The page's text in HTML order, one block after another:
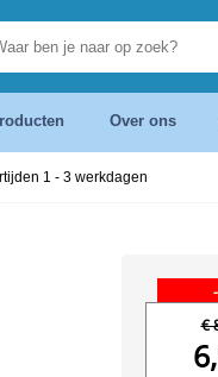
Over ons
1 - 3 werkdagen
€